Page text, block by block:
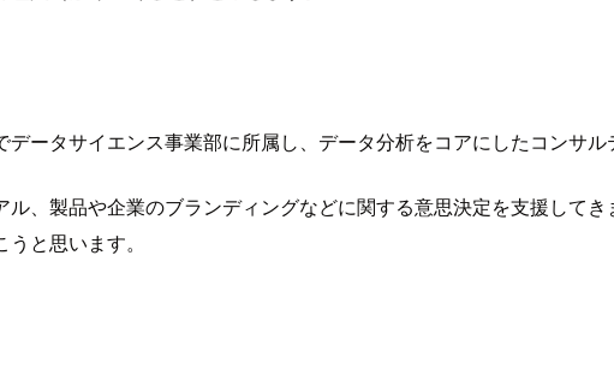
ータサイエンス事業部に所属し、データ分析をコアにしたコンサル
、製品や企業のブランディングなどに関する意思決定を支援して
と思います。